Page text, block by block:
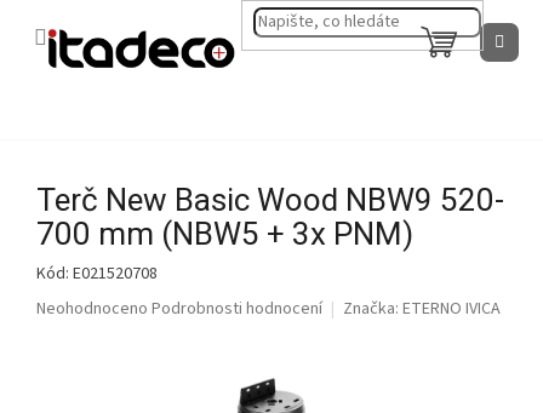
NÁKUPNÍ
KOŠÍK
Terč New Basic Wood NBW9 520-
700 mm (NBW5 + 3x PNM)
Kód: E021520708
Průměrné
Neohodnoceno Podrobnosti hodnocení Značka: ETERNO IVICA